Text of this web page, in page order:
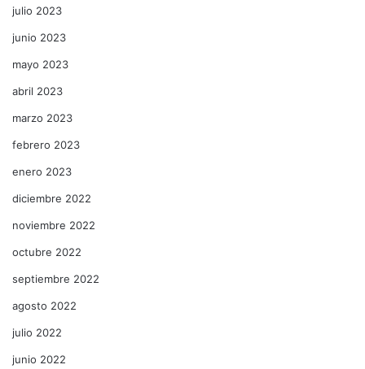
julio 2023
junio 2023
mayo 2023
abril 2023
marzo 2023
febrero 2023
enero 2023
diciembre 2022
noviembre 2022
octubre 2022
septiembre 2022
agosto 2022
julio 2022
junio 2022